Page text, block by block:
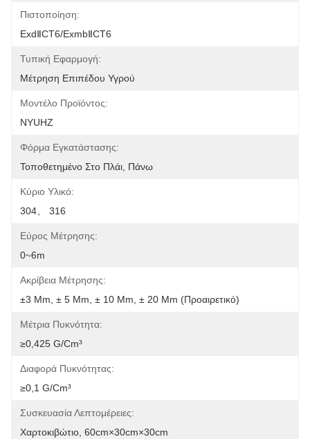
Πιστοποίηση:
ExdⅡCT6/ExmbⅡCT6
Τυπική Εφαρμογή:
Μέτρηση Επιπέδου Υγρού
Μοντέλο Προϊόντος:
NYUHZ
Φόρμα Εγκατάστασης:
Τοποθετημένο Στο Πλάι, Πάνω
Κύριο Υλικό:
304、 316
Εύρος Μέτρησης:
0~6m
Ακρίβεια Μέτρησης:
±3 Mm, ± 5 Mm, ± 10 Mm, ± 20 Mm (προαιρετικό)
Μέτρια Πυκνότητα:
≥0,425 G/cm³
Διαφορά Πυκνότητας:
≥0,1 G/cm³
Συσκευασία Λεπτομέρειες:
Χαρτοκιβώτιο, 60cm×30cm×30cm